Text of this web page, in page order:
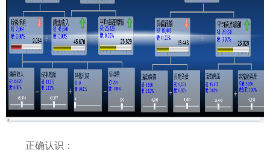
正确认识：